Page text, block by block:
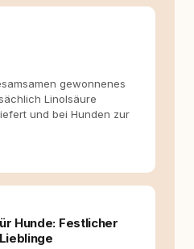
dort, wo Verständnis
nicht umgekehrt. Aus dieser
in Deutschland, Österreich
Meine Überzeugung:
mit Wissen. Wer seinen
bessere Entscheidungen –
das beiden guttut.
gewonnenes
Linolsäure
und bei Hunden zur
Hunde: Festlicher